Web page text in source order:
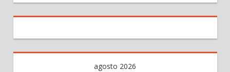
agosto 2026